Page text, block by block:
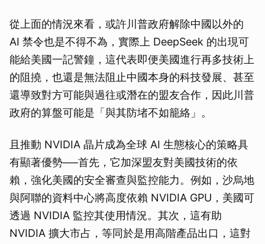
從上面的情況來看，或許川普政府解除中國以外的
AI 禁令也是不得不為，實際上 DeepSeek 的出現可
能給美國一記警鐘，這代表即便美國進行再多技術上
的阻撓，也還是無法阻止中國本身的科技發展、甚至
還導致對方可能與過往或潛在的盟友合作，因此川普
政府的算盤可能是「與其防堵不如籠絡」。
且推動 NVIDIA 晶片成為全球 AI 生態核心的策略具
有顯著優勢──首先，它加深盟友對美國技術的依
賴，強化美國的安全審查與監控能力。例如，沙烏地
與阿聯的資料中心將高度依賴 NVIDIA GPU，美國可
透過 NVIDIA 監控其使用情況。其次，這有助
NVIDIA 擴大市占，等同於是用高階產品出口，這對